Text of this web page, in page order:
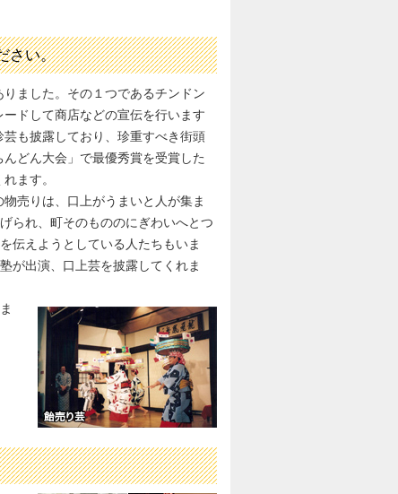
さい。
ました。その１つであるチンドン
ドして商店などの宣伝を行います
も披露しており、珍重すべき街頭
どん大会」で最優秀賞を受賞した
ます。
売りは、口上がうまいと人が集ま
られ、町そのもののにぎわいへとつ
伝えようとしている人たちもいま
が出演、口上芸を披露してくれま